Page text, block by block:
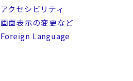
アクセシビリティ
画面表示の変更など
Foreign Language